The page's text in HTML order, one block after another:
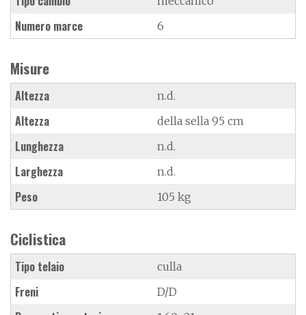
Numero marce 6
Misure
Altezza n.d.
Altezza della sella 95 cm
Lunghezza n.d.
Larghezza n.d.
Peso 105 kg
Ciclistica
Tipo telaio culla
Freni D/D